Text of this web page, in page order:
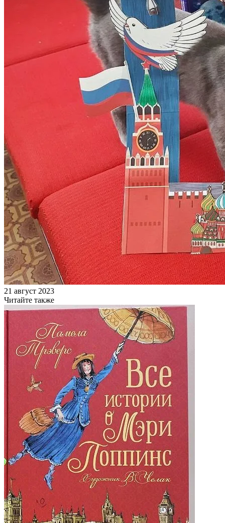
21 август 2023
Читайте также